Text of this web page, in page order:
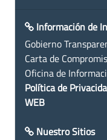
Información de
Gobierno
Carta de
Oficina de
Política de
WEB
Nuestro Sitios